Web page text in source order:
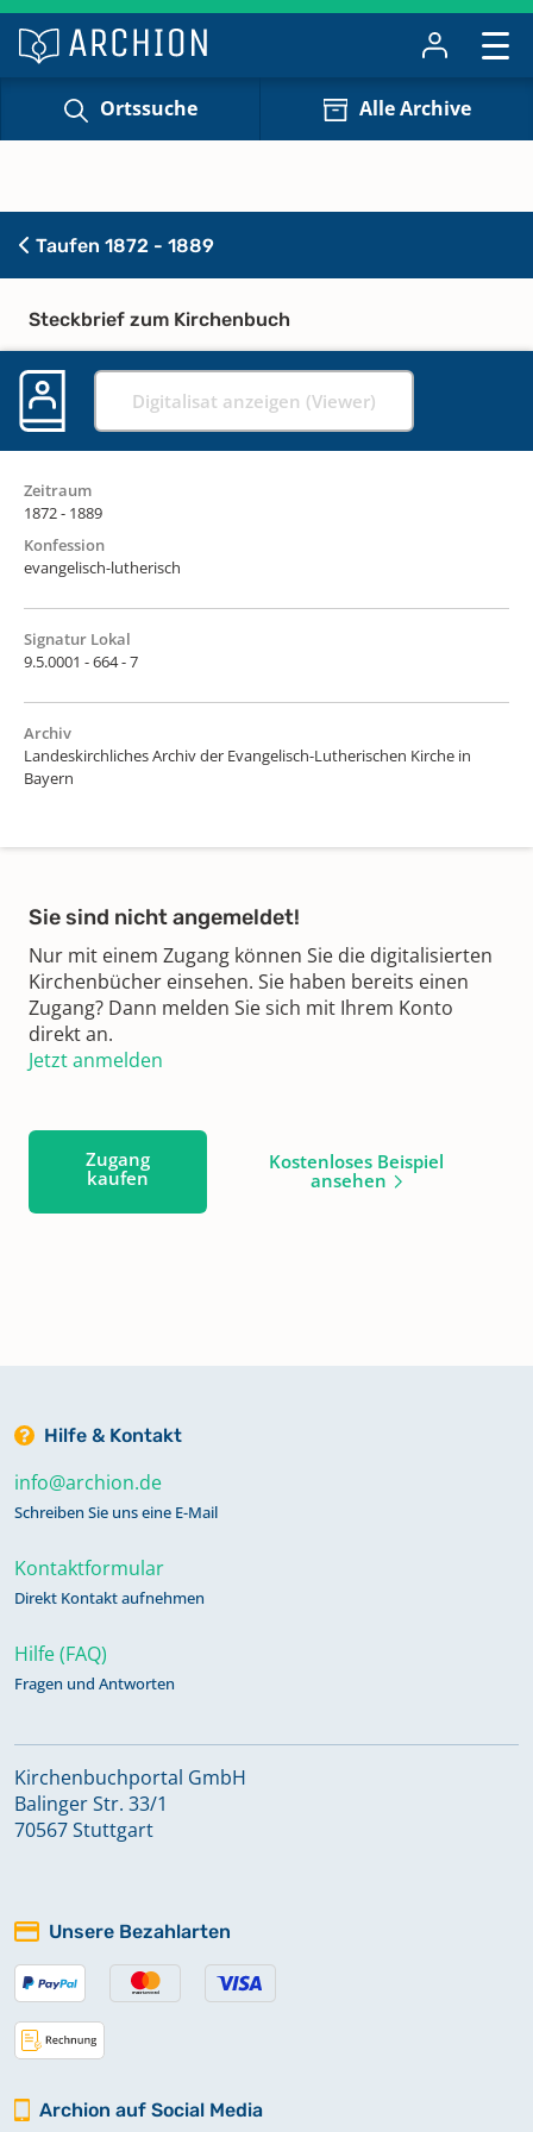
Ortssuche Alle Archive
Taufen 1872 - 1889
Steckbrief zum Kirchenbuch
Digitalisat anzeigen (Viewer)
Zeitraum
1872 - 1889
Konfession
evangelisch-lutherisch
Signatur Lokal
9.5.0001 - 664 - 7
Archiv
Landeskirchliches Archiv der Evangelisch-Lutherischen Kirche in
Bayern
Sie sind nicht angemeldet!
Nur mit einem Zugang können Sie die digitalisierten
Kirchenbücher einsehen. Sie haben bereits einen
Zugang? Dann melden Sie sich mit Ihrem Konto
direkt an.
Jetzt anmelden
Zugang
kaufen
Kostenloses Beispiel
ansehen
Hilfe & Kontakt
info@archion.de
Schreiben Sie uns eine E-Mail
Kontaktformular
Direkt Kontakt aufnehmen
Hilfe (FAQ)
Fragen und Antworten
Kirchenbuchportal GmbH
Balinger Str. 33/1
70567 Stuttgart
Unsere Bezahlarten
Archion auf Social Media